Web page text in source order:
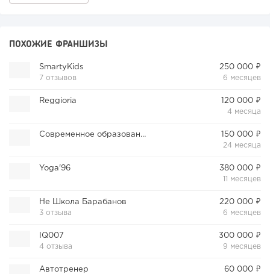
ПОХОЖИЕ ФРАНШИЗЫ
SmartyKids
7 отзывов
250 000 ₽
6 месяцев
Reggioria
120 000 ₽
4 месяца
Современное образование
150 000 ₽
24 месяца
Yoga'96
380 000 ₽
11 месяцев
Не Школа Барабанов
3 отзыва
220 000 ₽
6 месяцев
IQ007
4 отзыва
300 000 ₽
9 месяцев
Автотренер
60 000 ₽